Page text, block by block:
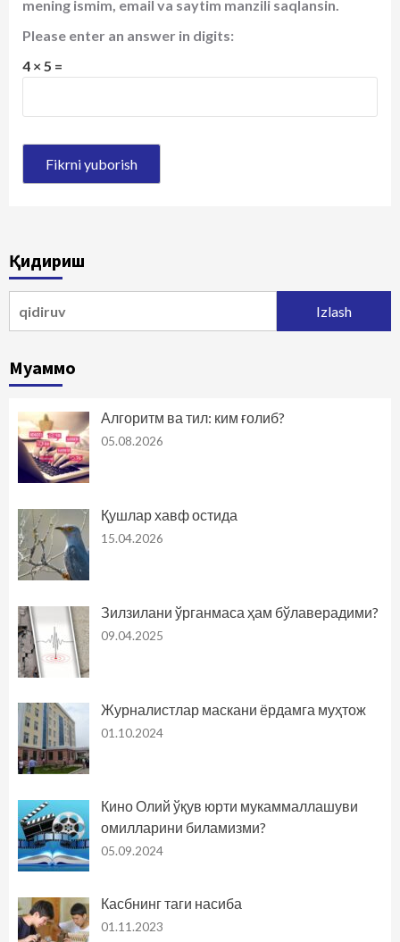
mening ismim, email va saytim manzili saqlansin.
Please enter an answer in digits:
4 × 5 =
Қидириш
Муаммо
Алгоритм ва тил: ким ғолиб?
05.08.2026
Қушлар хавф остида
15.04.2026
Зилзилани ўрганмаса ҳам бўлаверадими?
09.04.2025
Журналистлар маскани ёрдамга муҳтож
01.10.2024
Кино Олий ўқув юрти мукаммаллашуви
омилларини биламизми?
05.09.2024
Касбнинг таги насиба
01.11.2023